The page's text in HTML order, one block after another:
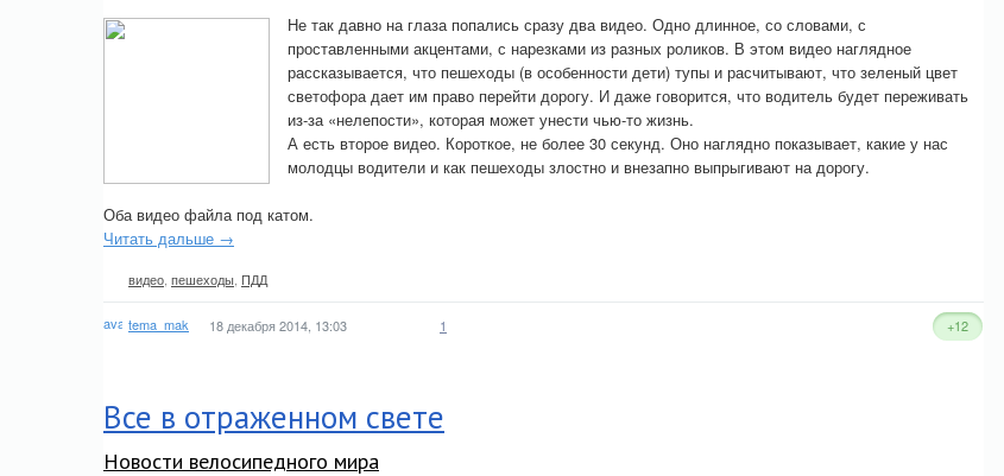
Не так давно на глаза попались сразу два видео. Одно длинное, со словами, с
проставленными акцентами, с нарезками из разных роликов. В этом видео наглядное
рассказывается, что пешеходы (в особенности дети) тупы и расчитывают, что зеленый цвет
светофора дает им право перейти дорогу. И даже говорится, что водитель будет переживать
из-за «нелепости», которая может унести чью-то жизнь.
А есть второе видео. Короткое, не более 30 секунд. Оно наглядно показывает, какие у нас
молодцы водители и как пешеходы злостно и внезапно выпрыгивают на дорогу.
Оба видео файла под катом.
Читать дальше →
видео пешеходы ПДД
tema_mak 18 декабря 2014, 13:03 1 +12
Все в отраженном свете
Новости велосипедного мира